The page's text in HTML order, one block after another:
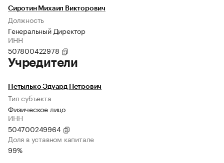
Сиротин Михаил Викторович
Должность
Генеральный Директор
ИНН
507800422978
Учредители
Нетылько Эдуард Петрович
Тип субъекта
Физическое лицо
ИНН
504700249964
Доля в уставном капитале
99%